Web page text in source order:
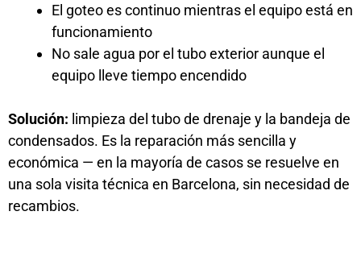
El goteo es continuo mientras el equipo está en
funcionamiento
No sale agua por el tubo exterior aunque el
equipo lleve tiempo encendido
Solución: limpieza del tubo de drenaje y la bandeja de
condensados. Es la reparación más sencilla y
económica — en la mayoría de casos se resuelve en
una sola visita técnica en Barcelona, sin necesidad de
recambios.